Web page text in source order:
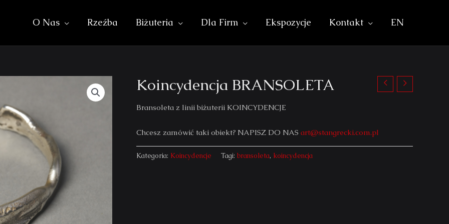
O Nas Rzeźba Biżuteria Dla Firm Ekspozycje Kontakt EN
Koincydencja BRANSOLETA
Bransoleta z linii biżuterii KOINCYDENCJE
Chcesz zamówić taki obiekt? NAPISZ DO NAS art@stangrecki.com.pl
Kategoria: Koincydencje Tagi: bransoleta, koincydencja